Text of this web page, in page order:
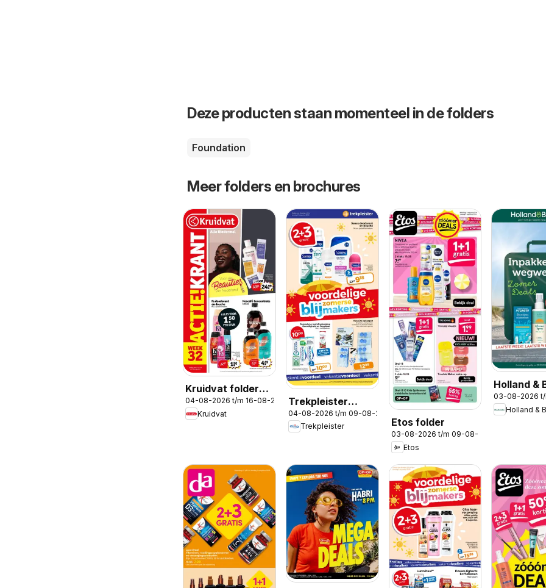
Deze producten staan momenteel in de folders
Foundation
Meer folders en brochures
Kruidvat folder
week 32
04-08-2026 t/m 16-08-2026
Kruidvat
Trekpleister
folder
04-08-2026 t/m 09-08-2026
Trekpleister
Etos folder
03-08-2026 t/m 09-08-2026
Etos
Holland &
folder
03-08-2026
Holland &